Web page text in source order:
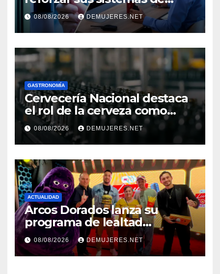
seguridad ante el
incremento de visitantes por
el Décimo Tercer Mes
08/08/2026 DEMUJERES.NET
GASTRONOMÍA
Cervecería Nacional destaca
el rol de la cerveza como
motor de desarrollo
económico y sostenibilidad
en Panamá
08/08/2026 DEMUJERES.NET
ACTUALIDAD
Arcos Dorados lanza su
programa de lealtad
‘MiMcDonald’s y reconoce a
tres de sus clientes más
leales de Panamá
08/08/2026 DEMUJERES.NET